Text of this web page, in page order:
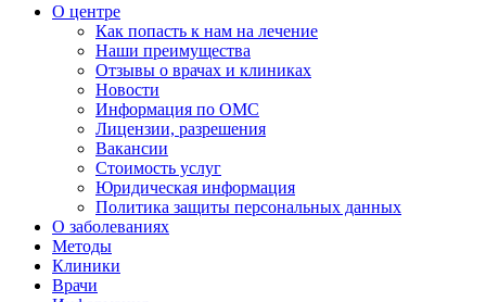
О центре
Как попасть к нам на лечение
Наши преимущества
Отзывы о врачах и клиниках
Новости
Информация по ОМС
Лицензии, разрешения
Вакансии
Стоимость услуг
Юридическая информация
Политика защиты персональных данных
О заболеваниях
Методы
Клиники
Врачи